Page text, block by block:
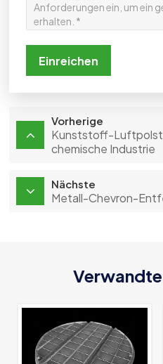
Einreichen
Vorherige
Kunststoff-
chemische Industrie
Nächste
Metall-Chevron-